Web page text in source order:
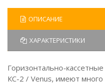
ОПИСАНИЕ
ХАРАКТЕРИСТИКИ
Горизонтально-
КС-2 / Venus, имеют